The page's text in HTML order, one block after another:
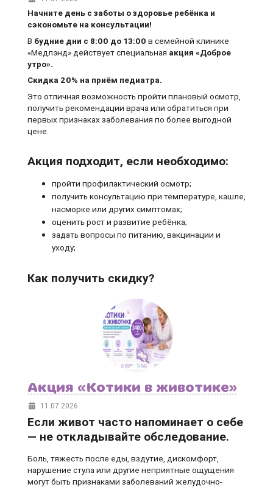
Начните день с заботы о здоровье ребёнка и
сэкономьте на консультации!
В будние дни с 8:00 до 13:00 в семейной клинике
«Медлэнд» действует специальная акция «Доброе
утро».
Скидка 20% на приём педиатра.
Это отличная возможность пройти плановый осмотр,
получить рекомендации врача или обратиться при
первых признаках заболевания по более выгодной
цене.
Акция подходит, если необходимо:
пройти профилактический осмотр;
получить консультацию при температуре, кашле,
насморке или других симптомах;
оценить рост и развитие ребёнка;
задать вопросы по питанию, вакцинации и
уходу;
Как получить скидку?
Акция «Котики в животике»
11.07.2026
Если живот часто напоминает о себе
— не откладывайте обследование.
Боль, тяжесть после еды, вздутие, дискомфорт,
нарушение стула или другие неприятные ощущения
могут быть признаками заболеваний желудочно-